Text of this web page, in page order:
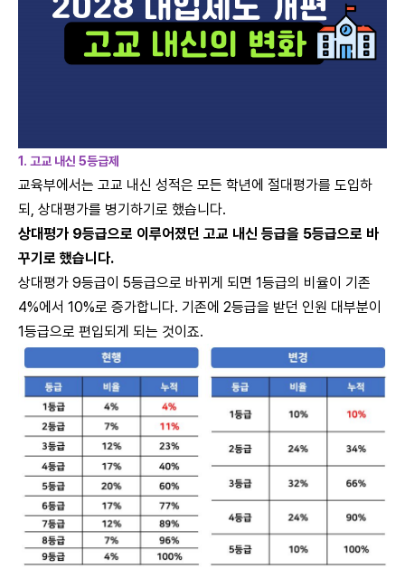
1. 고교 내신 5등급제
교육부에서는 고교 내신 성적은 모든 학년에 절대평가를 도입하
되, 상대평가를 병기하기로 했습니다.
상대평가 9등급으로 이루어졌던 고교 내신 등급을 5등급으로 바
꾸기로 했습니다.
상대평가 9등급이 5등급으로 바뀌게 되면 1등급의 비율이 기존
4%에서 10%로 증가합니다. 기존에 2등급을 받던 인원 대부분이
1등급으로 편입되게 되는 것이죠.